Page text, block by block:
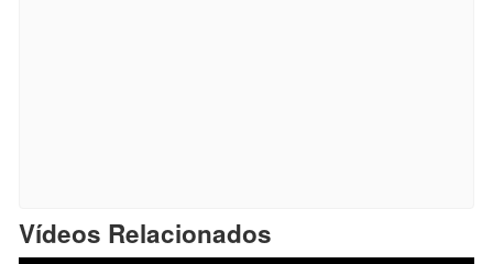
Vídeos Relacionados